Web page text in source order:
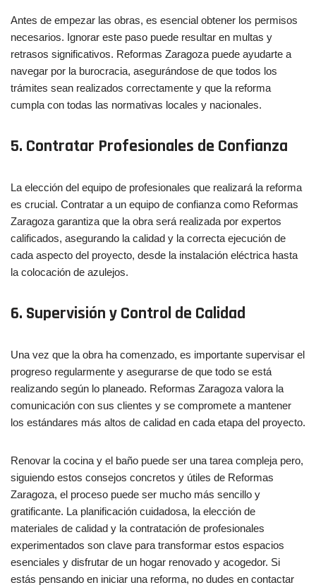
Antes de empezar las obras, es esencial obtener los permisos
necesarios. Ignorar este paso puede resultar en multas y
retrasos significativos. Reformas Zaragoza puede ayudarte a
navegar por la burocracia, asegurándose de que todos los
trámites sean realizados correctamente y que la reforma
cumpla con todas las normativas locales y nacionales.
5. Contratar Profesionales de Confianza
La elección del equipo de profesionales que realizará la reforma
es crucial. Contratar a un equipo de confianza como Reformas
Zaragoza garantiza que la obra será realizada por expertos
calificados, asegurando la calidad y la correcta ejecución de
cada aspecto del proyecto, desde la instalación eléctrica hasta
la colocación de azulejos.
6. Supervisión y Control de Calidad
Una vez que la obra ha comenzado, es importante supervisar el
progreso regularmente y asegurarse de que todo se está
realizando según lo planeado. Reformas Zaragoza valora la
comunicación con sus clientes y se compromete a mantener
los estándares más altos de calidad en cada etapa del proyecto.
Renovar la cocina y el baño puede ser una tarea compleja pero,
siguiendo estos consejos concretos y útiles de Reformas
Zaragoza, el proceso puede ser mucho más sencillo y
gratificante. La planificación cuidadosa, la elección de
materiales de calidad y la contratación de profesionales
experimentados son clave para transformar estos espacios
esenciales y disfrutar de un hogar renovado y acogedor. Si
estás pensando en iniciar una reforma, no dudes en contactar